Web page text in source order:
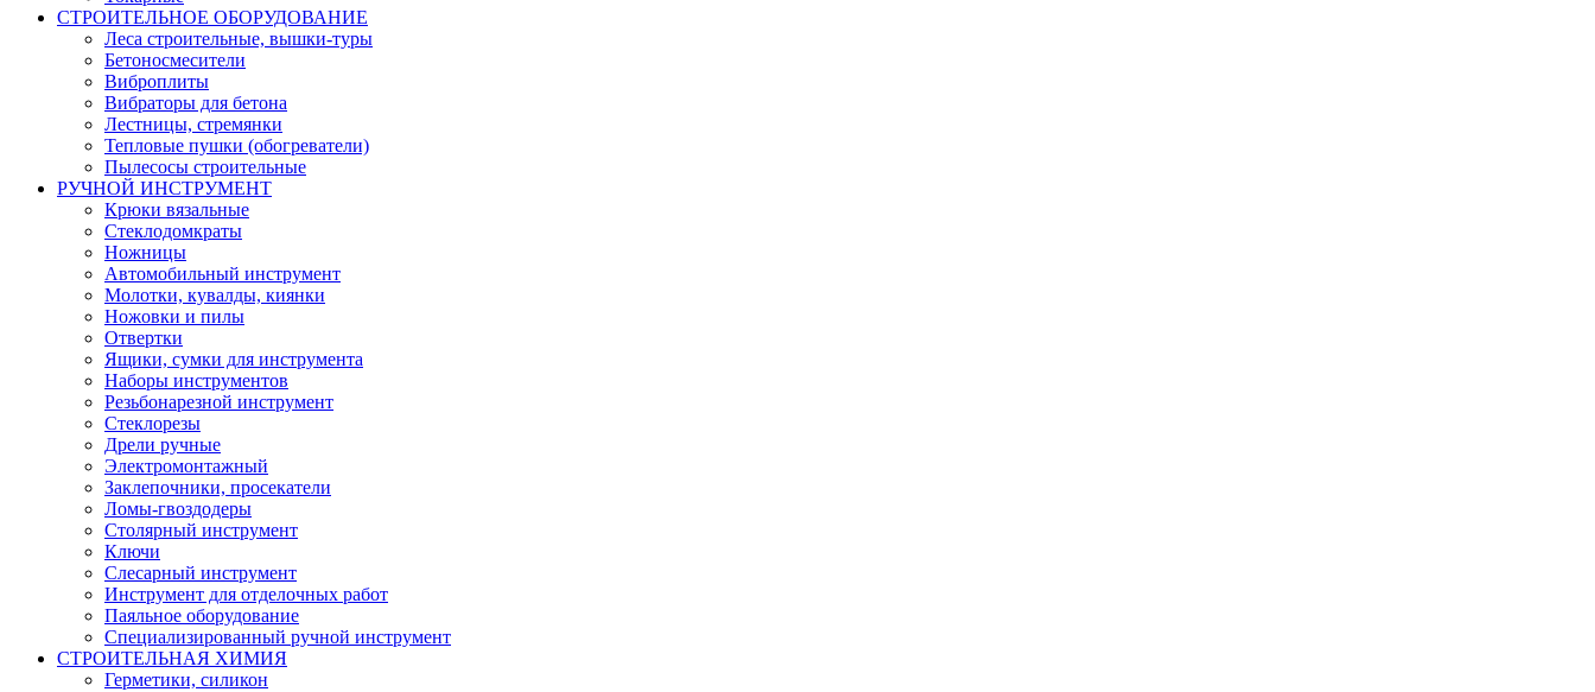
СТРОИТЕЛЬНОЕ ОБОРУДОВАНИЕ
Леса строительные, вышки-туры
Бетоносмесители
Виброплиты
Вибраторы для бетона
Лестницы, стремянки
Тепловые пушки (обогреватели)
Пылесосы строительные
РУЧНОЙ ИНСТРУМЕНТ
Крюки вязальные
Стеклодомкраты
Ножницы
Автомобильный инструмент
Молотки, кувалды, киянки
Ножовки и пилы
Отвертки
Ящики, сумки для инструмента
Наборы инструментов
Резьбонарезной инструмент
Стеклорезы
Дрели ручные
Электромонтажный
Заклепочники, просекатели
Ломы-гвоздодеры
Столярный инструмент
Ключи
Слесарный инструмент
Инструмент для отделочных работ
Паяльное оборудование
Специализированный ручной инструмент
СТРОИТЕЛЬНАЯ ХИМИЯ
Герметики, силикон